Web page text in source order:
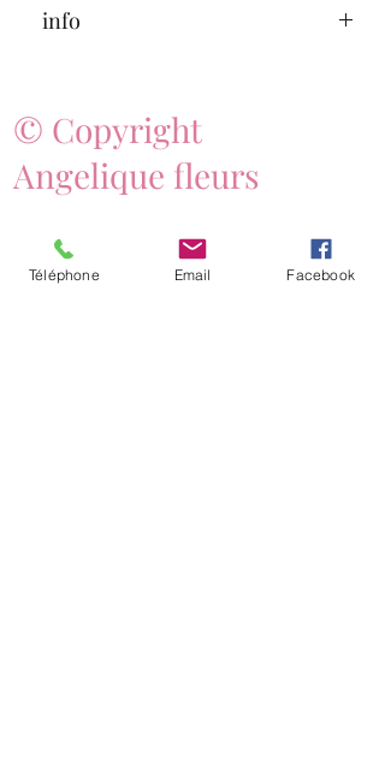
info
Poids total : 49 grammes
Les bougies votives conviennent bien
pour parfumer les petites surfaces.
© Copyright
Angelique fleurs
Téléphone Email Facebook